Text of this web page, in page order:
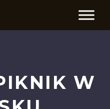
W